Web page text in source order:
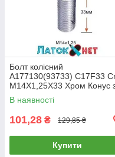
Болт колісний
A177130(93733) C17F33
M14X1,25X33 Хром Конус
виступом ключ 17 мм
В наявності
101,28 ₴ 129,85 ₴
Купити